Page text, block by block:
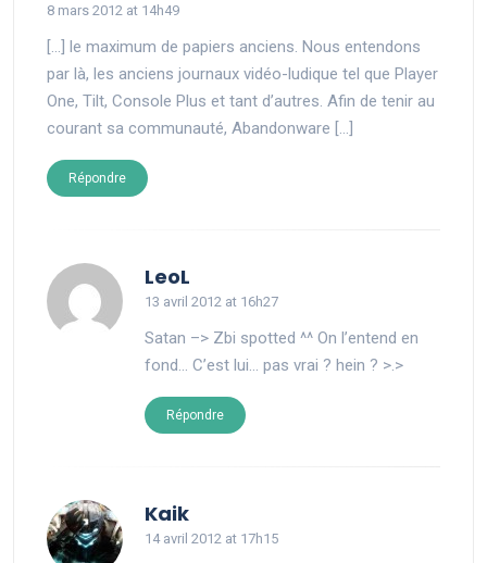
8 mars 2012 at 14h49
[…] le maximum de papiers anciens. Nous entendons
par là, les anciens journaux vidéo-ludique tel que Player
One, Tilt, Console Plus et tant d’autres. Afin de tenir au
courant sa communauté, Abandonware […]
Répondre
LeoL
13 avril 2012 at 16h27
Satan –> Zbi spotted ^^ On l’entend en
fond… C’est lui… pas vrai ? hein ? >.>
Répondre
Kaiksays:
14 avril 2012 at 17h15